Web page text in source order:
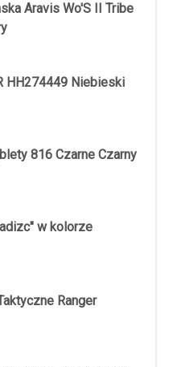
Aravis Wo'S II Tribe
HH274449 Niebieski
816 Czarne Czarny
w kolorze
Ranger